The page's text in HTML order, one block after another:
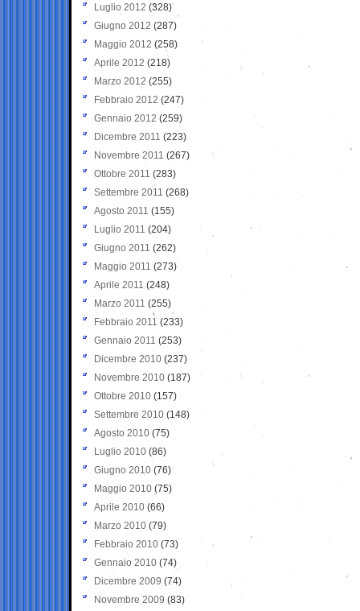
Luglio 2012 (328)
Giugno 2012 (287)
Maggio 2012 (258)
Aprile 2012 (218)
Marzo 2012 (255)
Febbraio 2012 (247)
Gennaio 2012 (259)
Dicembre 2011 (223)
Novembre 2011 (267)
Ottobre 2011 (283)
Settembre 2011 (268)
Agosto 2011 (155)
Luglio 2011 (204)
Giugno 2011 (262)
Maggio 2011 (273)
Aprile 2011 (248)
Marzo 2011 (255)
Febbraio 2011 (233)
Gennaio 2011 (253)
Dicembre 2010 (237)
Novembre 2010 (187)
Ottobre 2010 (157)
Settembre 2010 (148)
Agosto 2010 (75)
Luglio 2010 (86)
Giugno 2010 (76)
Maggio 2010 (75)
Aprile 2010 (66)
Marzo 2010 (79)
Febbraio 2010 (73)
Gennaio 2010 (74)
Dicembre 2009 (74)
Novembre 2009 (83)